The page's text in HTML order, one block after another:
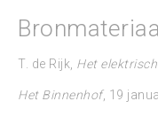
T. de Rijk, Het
Het Binnenhof, 19